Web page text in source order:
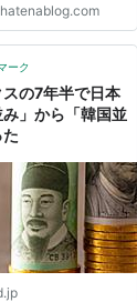
ーク
の7年半で日本
」から「韓国並